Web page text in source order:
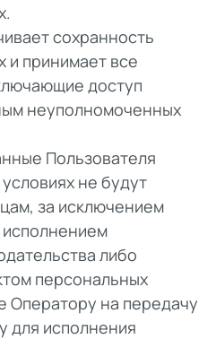
сохранность
и принимает все
доступ
неуполномоченных
Пользователя
не будут
за исключением
исполнением
либо
персональных
Оператору на передачу
для исполнения